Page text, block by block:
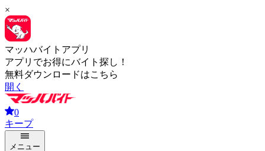
×
マッハバイトアプリ
アプリでお得にバイト探し！
無料ダウンロードはこちら
開く
0
キープ
メニュー